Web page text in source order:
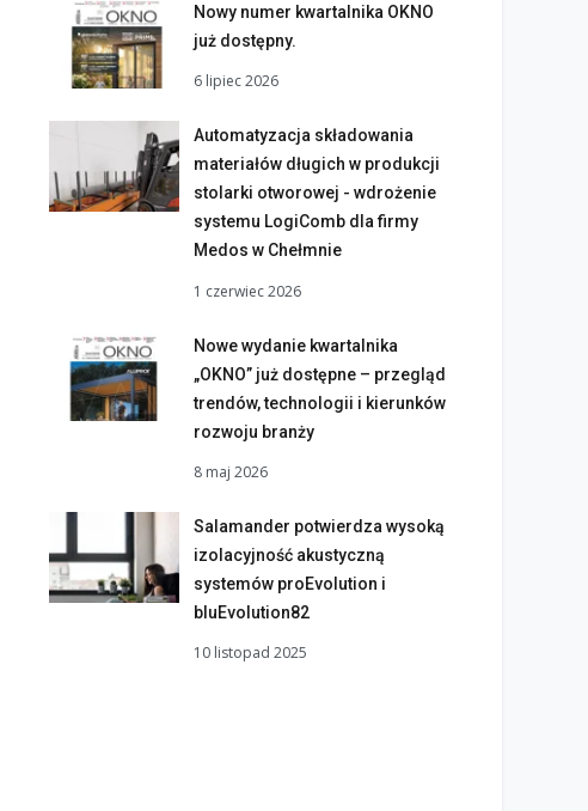
Nowy numer kwartalnika OKNO
już dostępny.
6 lipiec 2026
Automatyzacja składowania
materiałów długich w produkcji
stolarki otworowej - wdrożenie
systemu LogiComb dla firmy
Medos w Chełmnie
1 czerwiec 2026
Nowe wydanie kwartalnika
„OKNO” już dostępne – przegląd
trendów, technologii i kierunków
rozwoju branży
8 maj 2026
Salamander potwierdza wysoką
izolacyjność akustyczną
systemów proEvolution i
bluEvolution82
10 listopad 2025